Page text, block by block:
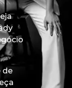
de